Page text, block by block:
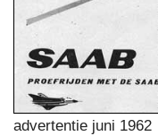
advertentie juni 1962